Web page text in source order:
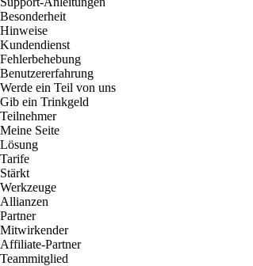
Besonderheit
Hinweise
Kundendienst
Fehlerbehebung
Benutzererfahrung
Werde ein Teil von uns
Gib ein Trinkgeld
Teilnehmer
Meine Seite
Lösung
Tarife
Stärkt
Werkzeuge
Allianzen
Partner
Mitwirkender
Affiliate-Partner
Teammitglied